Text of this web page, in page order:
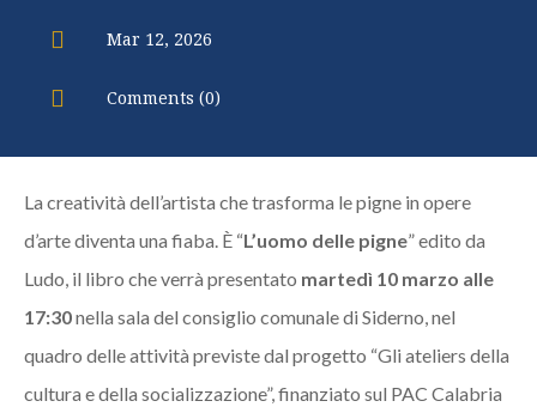
 Mar 12, 2026
 Comments (0)
La creatività dell’artista che trasforma le pigne in opere
d’arte diventa una fiaba. È “L’uomo delle pigne” edito da
Ludo, il libro che verrà presentato martedì 10 marzo alle
17:30nella sala del consiglio comunale di Siderno, nel
quadro delle attività previste dal progetto “Gli ateliers della
cultura e della socializzazione”, finanziato sul PAC Calabria